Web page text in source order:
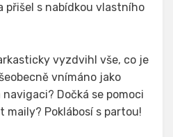
přišel s nabídkou vlastního
vyzdvihl vše, co je
vnímáno jako
Dočká se pomoci
maily? Poklábosí s partou!